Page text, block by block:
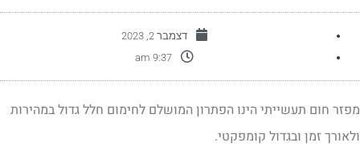
דצמבר 2, 2023
9:37 am
חום תעשייתי הינו הפתרון המושלם לחימום חלל גדול במהירות
זמן ובגדול קומפקטי.